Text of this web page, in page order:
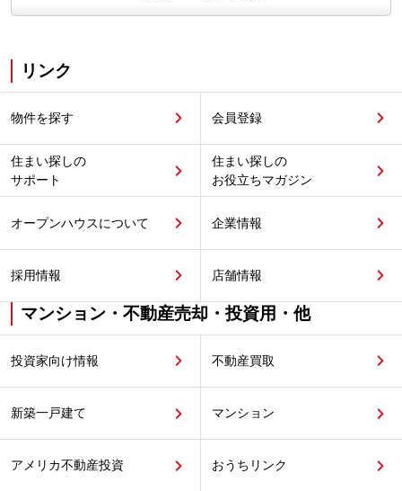
リンク
物件を探す 会員登録
住まい探しの
サポート
住まい探しの
お役立ちマガジン
オープンハウスについて 企業情報
採用情報 店舗情報
マンション・不動産売却・投資用・他
投資家向け情報 不動産買取
新築一戸建て マンション
アメリカ不動産投資 おうちリンク